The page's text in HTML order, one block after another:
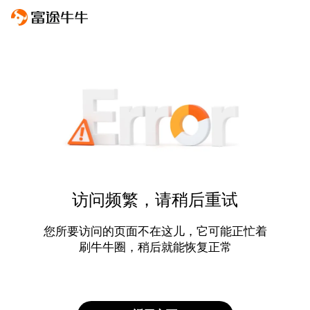
访问频繁，请稍后重试
您所要访问的页面不在这儿，它可能正忙着
刷牛牛圈，稍后就能恢复正常